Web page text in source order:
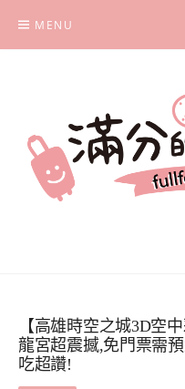
content
MENU
【高雄時空之城3D空
龍宮超震撼,免門票需
吃超讚!